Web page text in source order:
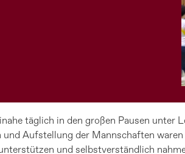
täglich in den großen Pausen
Aufstellung der Mannschaften
und selbstverständlich